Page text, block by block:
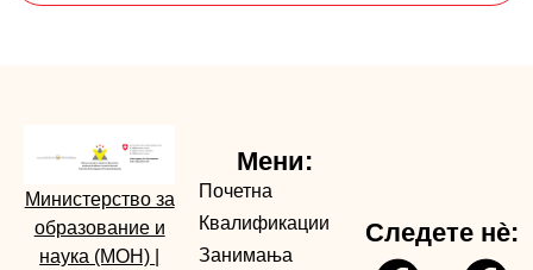
Министерство за
образование и
наука (МОН)
Мени:
Почетна
Квалификации
Занимања
Следете нè: